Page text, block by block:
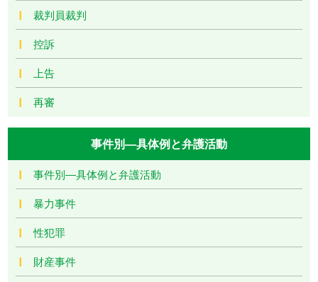
裁判員裁判
控訴
上告
再審
事件別―具体例と弁護活動
事件別―具体例と弁護活動
暴力事件
性犯罪
財産事件